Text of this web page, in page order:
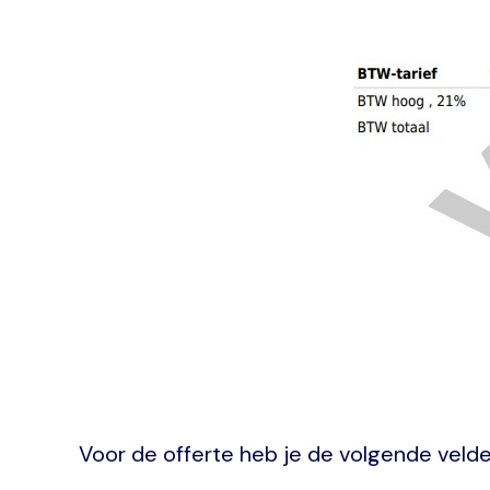
Voor de offerte heb je de volgende